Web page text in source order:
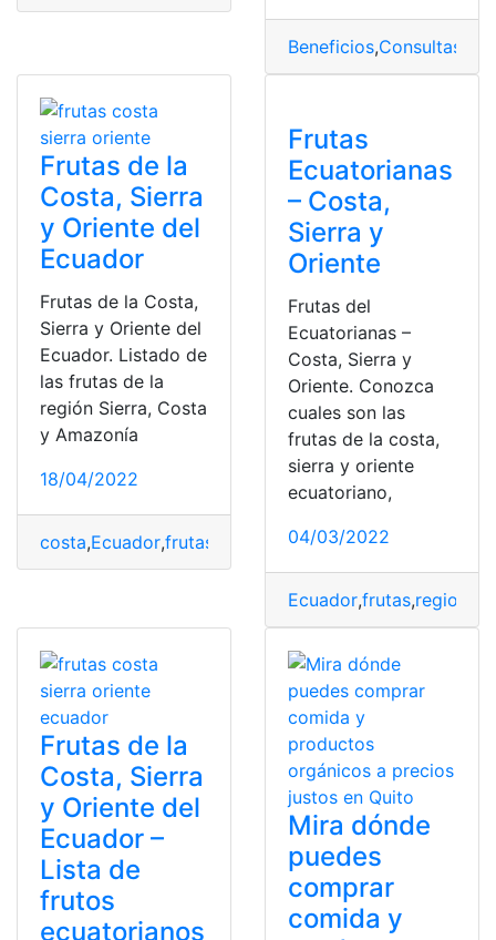
Beneficios,Consultas
Frutas de la
Costa, Sierra
y Oriente del
Ecuador
Frutas de la Costa,
Sierra y Oriente del
Ecuador. Listado de
las frutas de la
región Sierra, Costa
y Amazonía
18/04/2022
costa,Ecuador,frutas Sierra - Amazonía
Frutas
Ecuatorianas
– Costa,
Sierra y
Oriente
Frutas del
Ecuatorianas –
Costa, Sierra y
Oriente. Conozca
cuales son las
frutas de la costa,
sierra y oriente
ecuatoriano,
04/03/2022
Ecuador,frutas,regiones
Frutas de la
Costa, Sierra
y Oriente del
Ecuador –
Lista de
frutos
ecuatorianos
Mira dónde
puedes
comprar
comida y